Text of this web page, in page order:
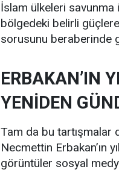
İslam ülkeleri savunma
bölgedeki belirli
sorusunu beraberinde
ERBAKAN’IN
YENİDEN
Tam da bu tartışmalar
Necmettin Erbakan’ın
görüntüler sosyal